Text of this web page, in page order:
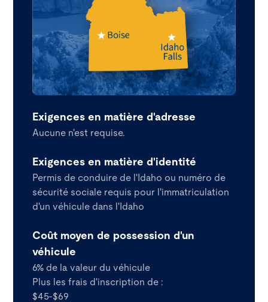
Exigences en matière d'adresse
Aucune n'est requise.
Exigences en matière d'identité
Permis de conduire de l'Idaho ou numéro de
sécurité sociale requis pour l'immatriculation
d'un véhicule dans l'Idaho
Coût moyen de possession d'un
véhicule
6% de la valeur du véhicule
Plus les frais d'inscription de :
$45-$69